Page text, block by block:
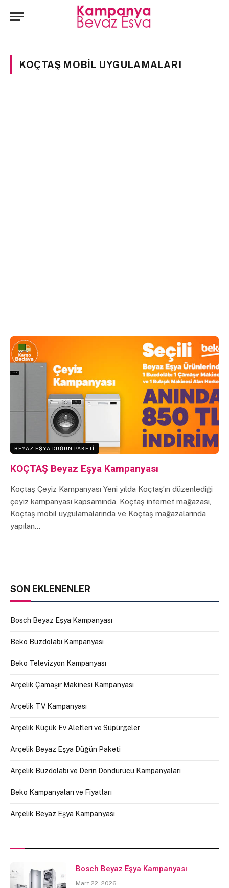
KOÇTAŞ MOBIL UYGULAMALARI
BEYAZ EŞYA DÜĞÜN PAKETI
KOÇTAŞ Beyaz Eşya Kampanyası
Koçtaş Çeyiz Kampanyası Yeni yılda Koçtaş’ın düzenlediği
çeyiz kampanyası kapsamında, Koçtaş internet mağazası,
Koçtaş mobil uygulamalarında ve Koçtaş mağazalarında
yapılan…
SON EKLENENLER
Bosch Beyaz Eşya Kampanyası
Beko Buzdolabı Kampanyası
Beko Televizyon Kampanyası
Arçelik Çamaşır Makinesi Kampanyası
Arçelik TV Kampanyası
Arçelik Küçük Ev Aletleri ve Süpürgeler
Arçelik Beyaz Eşya Düğün Paketi
Arçelik Buzdolabı ve Derin Dondurucu Kampanyaları
Beko Kampanyaları ve Fiyatları
Arçelik Beyaz Eşya Kampanyası
Bosch Beyaz Eşya Kampanyası
Mart 22, 2026